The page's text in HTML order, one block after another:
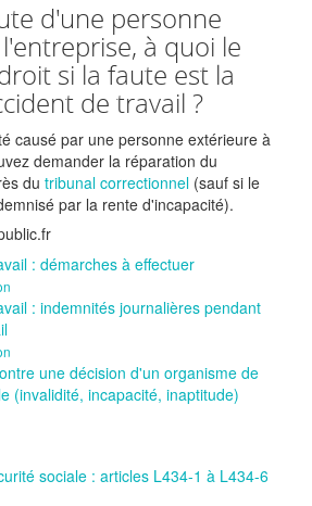
d'une personne
à quoi le
si la faute est la
de travail ?
causé par une personne extérieure à
demander la réparation du
du tribunal correctionnel (sauf si le
par la rente d'incapacité).
: démarches à effectuer
: indemnités journalières pendant
une décision d'un organisme de
(invalidité, incapacité, inaptitude)
sociale : articles L434-1 à L434-6